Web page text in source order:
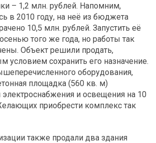
– 1,2 млн. рублей. Напомним,
в 2010 году, на неё из бюджета
10,5 млн. рублей. Запустить её
того же года, но работы так
Объект решили продать,
условием сохранить его назначение.
оборудования,
площадка (560 кв. м)
и освещения на 10
приобрести комплекс так
также продали два здания